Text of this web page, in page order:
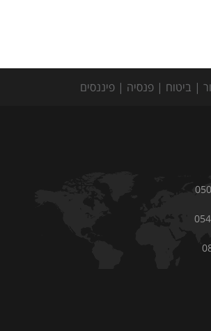
| ביטוח | פנסיה | פיננסים